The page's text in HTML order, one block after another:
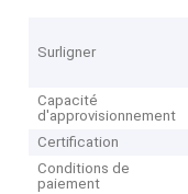
Surligner
Capacité
d'approvisionnement
Certification
Conditions de
paiement